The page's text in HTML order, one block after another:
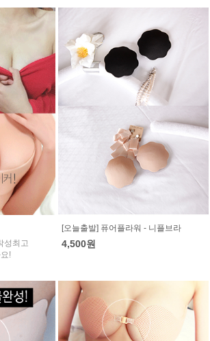
성최고
!
[오늘출발] 퓨어플라워 - 니플브라
4,500원